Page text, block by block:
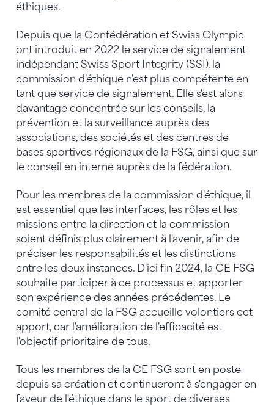
éthiques.
Depuis que la Confédération et Swiss Olympic
ont introduit en 2022 le service de signalement
indépendant Swiss Sport Integrity (SSI), la
commission d'éthique n'est plus compétente en
tant que service de signalement. Elle s'est alors
davantage concentrée sur les conseils, la
prévention et la surveillance auprès des
associations, des sociétés et des centres de
bases sportives régionaux de la FSG, ainsi que sur
le conseil en interne auprès de la fédération.
Pour les membres de la commission d'éthique, il
est essentiel que les interfaces, les rôles et les
missions entre la direction et la commission
soient définis plus clairement à l'avenir, afin de
préciser les responsabilités et les distinctions
entre les deux instances. D'ici fin 2024, la CE FSG
souhaite participer à ce processus et apporter
son expérience des années précédentes. Le
comité central de la FSG accueille volontiers cet
apport, car l'amélioration de l'efficacité est
l'objectif prioritaire de tous.
Tous les membres de la CE FSG sont en poste
depuis sa création et continueront à s'engager en
faveur de l'éthique dans le sport de diverses